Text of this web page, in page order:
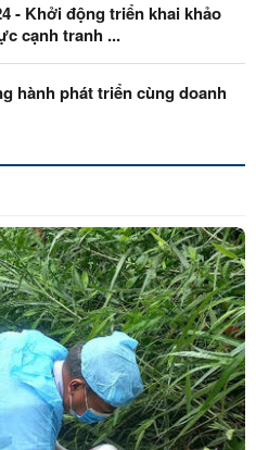
- Khởi động triển khai khảo
cạnh tranh ...
hành phát triển cùng doanh